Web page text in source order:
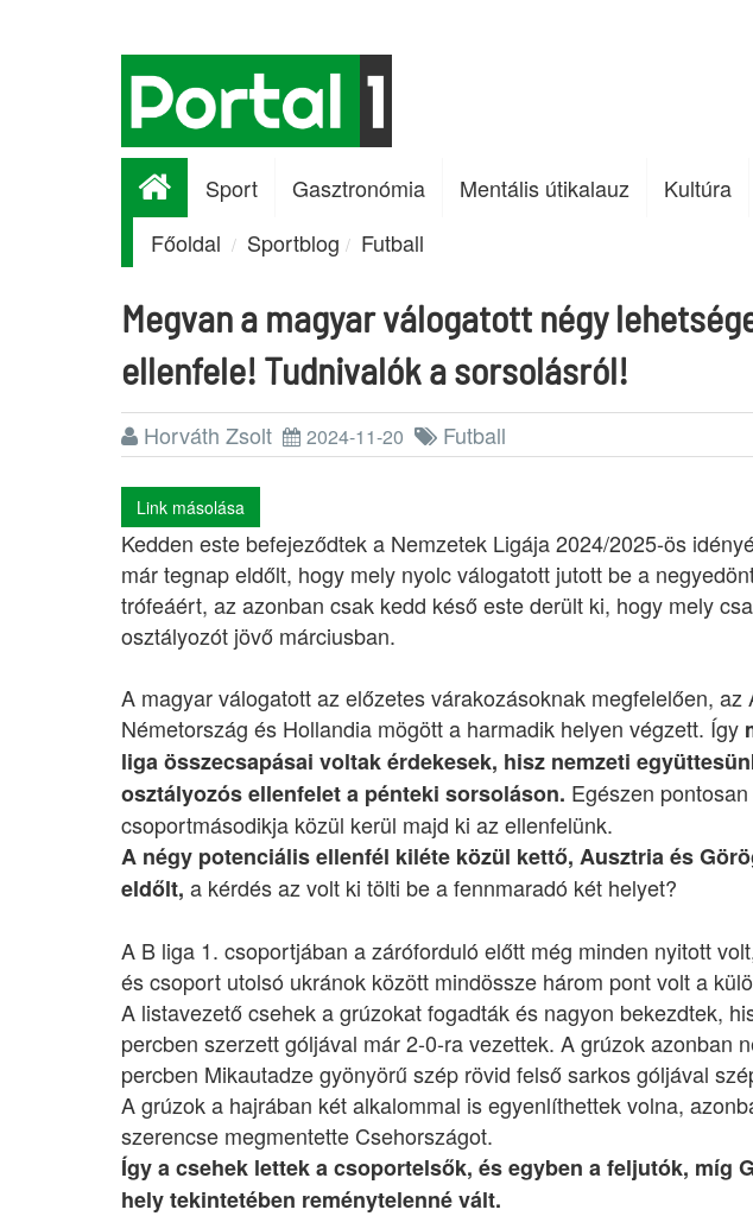
Sport Gasztronómia Mentális útikalauz Kultúra
Főoldal
Sportblog Futball
Megvan a magyar válogatott négy
ellenfele! Tudnivalók a sorsolásról!
Horváth Zsolt 2024-11-20 Futball
Link másolása
Kedden este befejeződtek a Nemzetek Ligája 2024/2025-ös
már tegnap eldőlt, hogy mely nyolc válogatott jutott be a
trófeáért, az azonban csak kedd késő este derült ki, hogy mely
osztályozót jövő márciusban.
A magyar válogatott az előzetes várakozásoknak megfelelően, az
Németország és Hollandia mögött a harmadik helyen végzett. Így
liga összecsapásai voltak érdekesek, hisz nemzeti
osztályozós ellenfelet a pénteki sorsoláson. Egészen
csoportmásodikja közül kerül majd ki az ellenfelünk.
A négy potenciális ellenfél kiléte közül kettő, Ausztria és
eldőlt, a kérdés az volt ki tölti be a fennmaradó két helyet?
A B liga 1. csoportjában a záróforduló előtt még minden nyitott
és csoport utolsó ukránok között mindössze három pont volt a
A listavezető csehek a grúzokat fogadták és nagyon bekezdtek,
percben szerzett góljával már 2-0-ra vezettek. A grúzok azonban
percben Mikautadze gyönyörű szép rövid felső sarkos góljával
A grúzok a hajrában két alkalommal is egyenlíthettek volna,
szerencse megmentette Csehországot.
Így a csehek lettek a csoportelsők, és egyben a feljutók, míg
hely tekintetében reménytelenné vált.